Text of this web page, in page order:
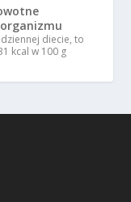
diecie, to
kcal w 100 g